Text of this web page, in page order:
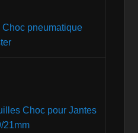
Choc pneumatique
Choc pour Jantes
21mm